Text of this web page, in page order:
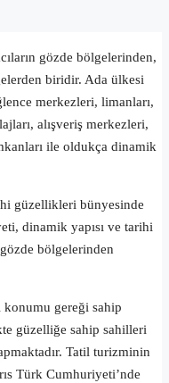
gözde bölgelerinden,
biridir. Ada ülkesi
merkezleri, limanları,
alışveriş merkezleri,
ile oldukça dinamik
güzellikleri bünyesinde
dinamik yapısı ve tarihi
bölgelerinden
gereği sahip
güzelliğe sahip sahilleri
Tatil turizminin
Türk Cumhuriyeti’nde